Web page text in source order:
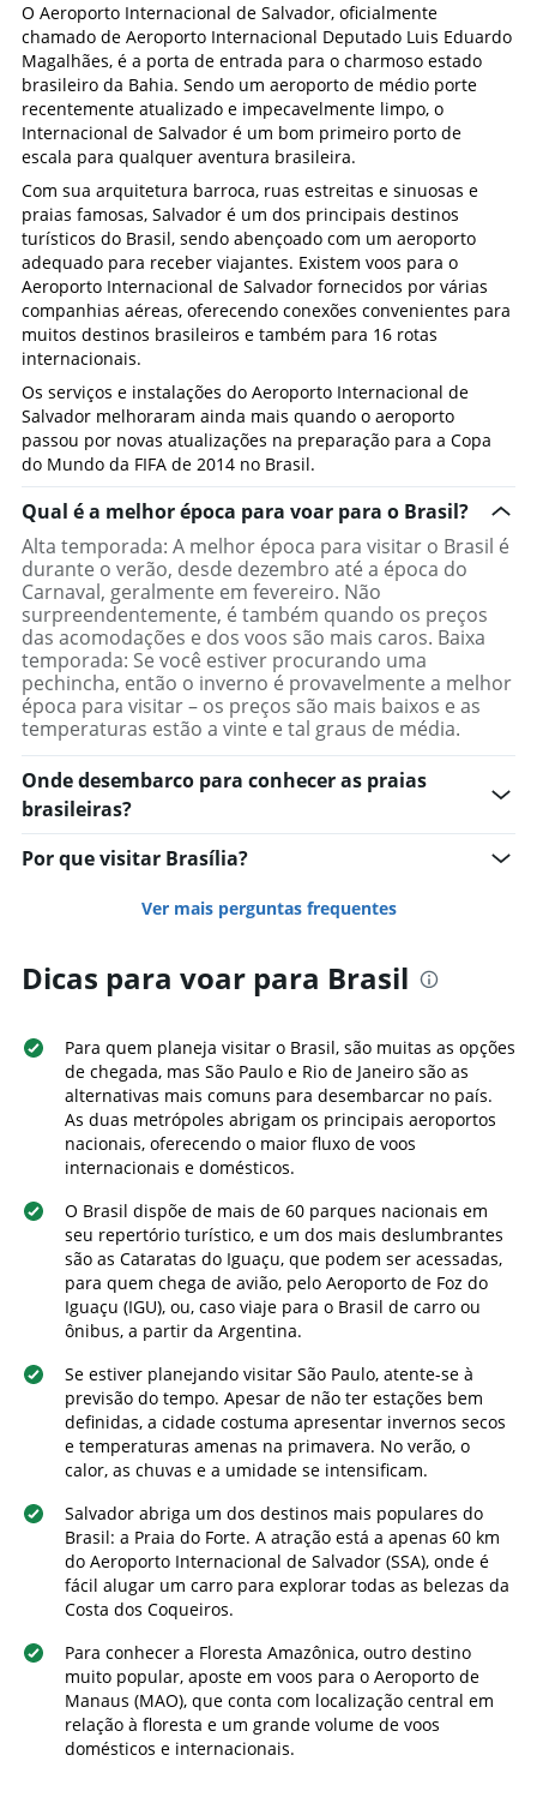
O Aeroporto Internacional de Salvador, oficialmente
chamado de Aeroporto Internacional Deputado Luis Eduardo
Magalhães, é a porta de entrada para o charmoso estado
brasileiro da Bahia. Sendo um aeroporto de médio porte
recentemente atualizado e impecavelmente limpo, o
Internacional de Salvador é um bom primeiro porto de
escala para qualquer aventura brasileira.
Com sua arquitetura barroca, ruas estreitas e sinuosas e
praias famosas, Salvador é um dos principais destinos
turísticos do Brasil, sendo abençoado com um aeroporto
adequado para receber viajantes. Existem voos para o
Aeroporto Internacional de Salvador fornecidos por várias
companhias aéreas, oferecendo conexões convenientes para
muitos destinos brasileiros e também para 16 rotas
internacionais.
Os serviços e instalações do Aeroporto Internacional de
Salvador melhoraram ainda mais quando o aeroporto
passou por novas atualizações na preparação para a Copa
do Mundo da FIFA de 2014 no Brasil.
Qual é a melhor época para voar para o Brasil?
Alta temporada: A melhor época para visitar o Brasil é
durante o verão, desde dezembro até a época do
Carnaval, geralmente em fevereiro. Não
surpreendentemente, é também quando os preços
das acomodações e dos voos são mais caros. Baixa
temporada: Se você estiver procurando uma
pechincha, então o inverno é provavelmente a melhor
época para visitar – os preços são mais baixos e as
temperaturas estão a vinte e tal graus de média.
Onde desembarco para conhecer as praias
brasileiras?
Por que visitar Brasília?
Ver mais perguntas frequentes
Dicas para voar para Brasil
Para quem planeja visitar o Brasil, são muitas as opções
de chegada, mas São Paulo e Rio de Janeiro são as
alternativas mais comuns para desembarcar no país.
As duas metrópoles abrigam os principais aeroportos
nacionais, oferecendo o maior fluxo de voos
internacionais e domésticos.
O Brasil dispõe de mais de 60 parques nacionais em
seu repertório turístico, e um dos mais deslumbrantes
são as Cataratas do Iguaçu, que podem ser acessadas,
para quem chega de avião, pelo Aeroporto de Foz do
Iguaçu (IGU), ou, caso viaje para o Brasil de carro ou
ônibus, a partir da Argentina.
Se estiver planejando visitar São Paulo, atente-se à
previsão do tempo. Apesar de não ter estações bem
definidas, a cidade costuma apresentar invernos secos
e temperaturas amenas na primavera. No verão, o
calor, as chuvas e a umidade se intensificam.
Salvador abriga um dos destinos mais populares do
Brasil: a Praia do Forte. A atração está a apenas 60 km
do Aeroporto Internacional de Salvador (SSA), onde é
fácil alugar um carro para explorar todas as belezas da
Costa dos Coqueiros.
Para conhecer a Floresta Amazônica, outro destino
muito popular, aposte em voos para o Aeroporto de
Manaus (MAO), que conta com localização central em
relação à floresta e um grande volume de voos
domésticos e internacionais.